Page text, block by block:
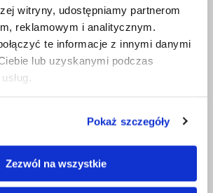
witryny, udostępniamy partnerom
reklamowym i analitycznym.
te informacje z innymi danymi
lub uzyskanymi podczas
Pokaż szczegóły
Zezwól na wszystkie